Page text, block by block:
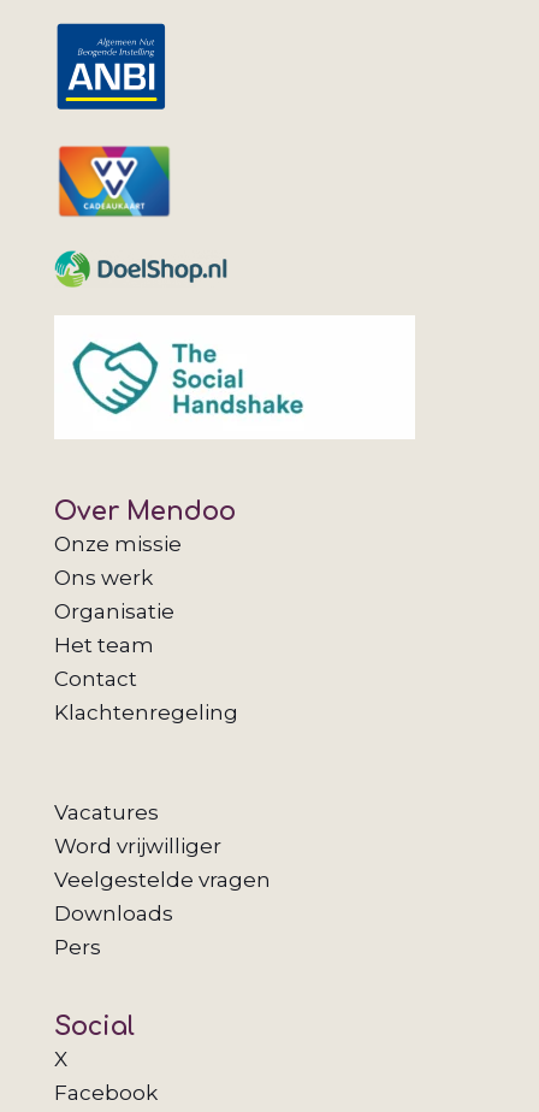
Over Mendoo
Onze missie
Ons werk
Organisatie
Het team
Contact
Klachtenregeling
Vacatures
Word vrijwilliger
Veelgestelde vragen
Downloads
Pers
Social
X
Facebook